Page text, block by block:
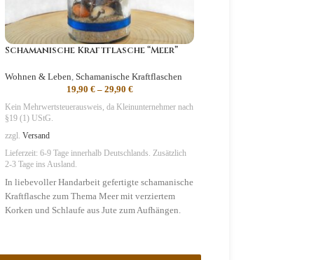
Schamanische Kraftflasche “Meer”
Wohnen & Leben Schamanische Kraftflaschen
19,90 €– 29,90 €
Kein Mehrwertsteuerausweis, da Kleinunternehmer nach
§19 (1) UStG.
zzgl. Versand
Lieferzeit: 6-9 Tage innerhalb Deutschlands. Zusätzlich
2-3 Tage ins Ausland.
In liebevoller Handarbeit gefertigte schamanische
Kraftflasche zum Thema Meer mit verziertem
Korken und Schlaufe aus Jute zum Aufhängen.